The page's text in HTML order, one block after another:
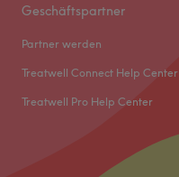
Geschäftspartner
Partner werden
Treatwell Connect Help Center
Treatwell Pro Help Center